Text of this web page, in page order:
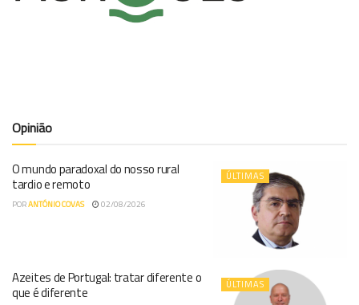
Opinião
ÚLTIMAS
O mundo paradoxal do nosso rural
tardio e remoto
PORANTÓNIO COVAS 02/08/2026
ÚLTIMAS
Azeites de Portugal: tratar diferente o
que é diferente